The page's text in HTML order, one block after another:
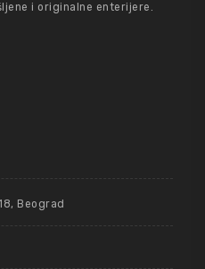
i originalne enterijere.
Beograd